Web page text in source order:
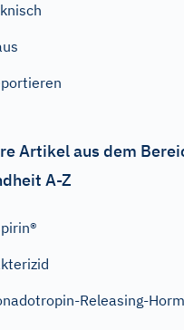
Artikel aus dem
A-Z
Releasing-